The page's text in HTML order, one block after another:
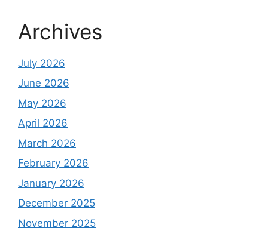
Archives
July 2026
June 2026
May 2026
April 2026
March 2026
February 2026
January 2026
December 2025
November 2025